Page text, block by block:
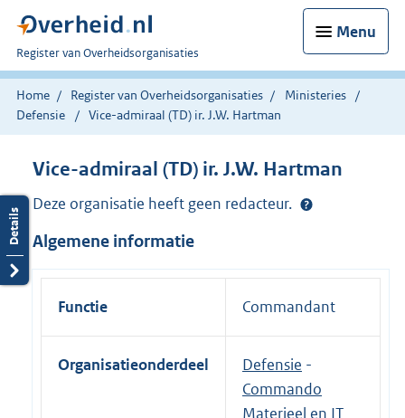
Menu
U
bent
nu
hier:
Register van Overheidsorganisaties
Home Register van Overheidsorganisaties
Ministeries
Defensie
Vice-admiraal (TD) ir. J.W. Hartman
Vice-admiraal (TD) ir. J.W. Hartman
Deze organisatie heeft geen redacteur.
Algemene informatie
Functie Commandant
Organisatieonderdeel Defensie -
Commando
Materieel en IT